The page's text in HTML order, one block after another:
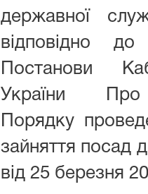
державної
відповідно
Постанови
України Про
Порядку
зайняття посад
від 25 березня